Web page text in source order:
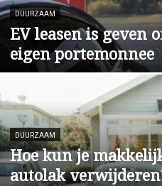
DUURZAAM
EV leasen is geven
eigen portemonnee
DUURZAAM
Hoe kun je
autolak